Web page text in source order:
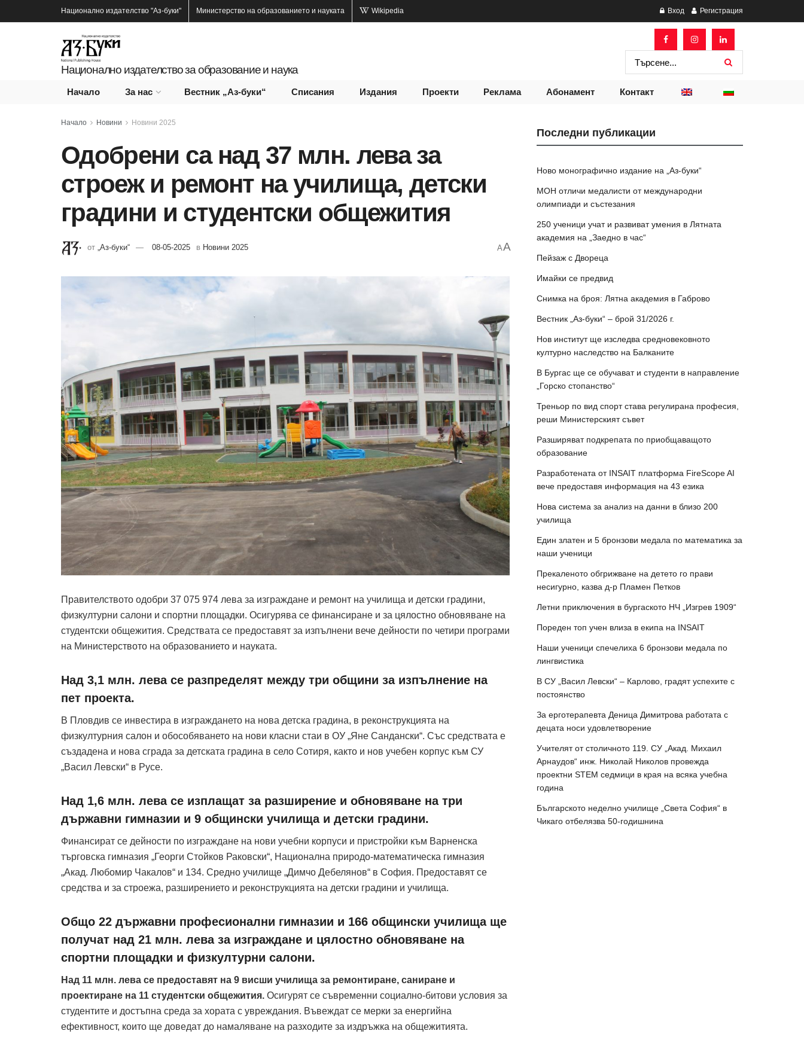
Национално издателство "Аз-буки" Министерство на образованието и науката Wikipedia Вход Регистрация
Национално издателство за образование и наука
Начало За нас Вестник „Аз-буки“ Списания Издания Проекти Реклама Абонамент Контакт
Начало Новини Новини 2025
Одобрени са над 37 млн. лева за
строеж и ремонт на училища, детски
градини и студентски общежития
от „Аз-буки“ 08-05-2025 в Новини 2025 AA
Правителството одобри 37 075 974 лева за изграждане и ремонт на училища и детски градини,
физкултурни салони и спортни площадки. Осигурява се финансиране и за цялостно обновяване на
студентски общежития. Средствата се предоставят за изпълнени вече дейности по четири програми
на Министерството на образованието и науката.
Над 3,1 млн. лева се разпределят между три общини за изпълнение на
пет проекта.
В Пловдив се инвестира в изграждането на нова детска градина, в реконструкцията на
физкултурния салон и обособяването на нови класни стаи в ОУ „Яне Сандански“. Със средствата е
създадена и нова сграда за детската градина в село Сотиря, както и нов учебен корпус към СУ
„Васил Левски“ в Русе.
Над 1,6 млн. лева се изплащат за разширение и обновяване на три
държавни гимназии и 9 общински училища и детски градини.
Финансират се дейности по изграждане на нови учебни корпуси и пристройки към Варненска
търговска гимназия „Георги Стойков Раковски“, Национална природо-математическа гимназия
„Акад. Любомир Чакалов“ и 134. Средно училище „Димчо Дебелянов“ в София. Предоставят се
средства и за строежа, разширението и реконструкцията на детски градини и училища.
Общо 22 държавни професионални гимназии и 166 общински училища ще
получат над 21 млн. лева за изграждане и цялостно обновяване на
спортни площадки и физкултурни салони.
Над 11 млн. лева се предоставят на 9 висши училища за ремонтиране, саниране и
проектиране на 11 студентски общежития. Осигурят се съвременни социално-битови условия за
студентите и достъпна среда за хората с увреждания. Въвеждат се мерки за енергийна
ефективност, които ще доведат до намаляване на разходите за издръжка на общежитията.
Последни публикации
Ново монографично издание на „Аз-буки“
МОН отличи медалисти от международни
олимпиади и състезания
250 ученици учат и развиват умения в Лятната
академия на „Заедно в час“
Пейзаж с Двореца
Имайки се предвид
Снимка на броя: Лятна академия в Габрово
Вестник „Аз-буки“ – брой 31/2026 г.
Нов институт ще изследва средновековното
културно наследство на Балканите
В Бургас ще се обучават и студенти в направление
„Горско стопанство“
Треньор по вид спорт става регулирана професия,
реши Министерският съвет
Разширяват подкрепата по приобщаващото
образование
Разработената от INSAIT платформа FireScope AI
вече предоставя информация на 43 езика
Нова система за анализ на данни в близо 200
училища
Един златен и 5 бронзови медала по математика за
наши ученици
Прекаленото обгрижване на детето го прави
несигурно, казва д-р Пламен Петков
Летни приключения в бургаското НЧ „Изгрев 1909“
Пореден топ учен влиза в екипа на INSAIT
Наши ученици спечелиха 6 бронзови медала по
лингвистика
В СУ „Васил Левски“ – Карлово, градят успехите с
постоянство
За ерготерапевта Деница Димитрова работата с
децата носи удовлетворение
Учителят от столичното 119. СУ „Акад. Михаил
Арнаудов“ инж. Николай Николов провежда
проектни STEM седмици в края на всяка учебна
година
Българското неделно училище „Света София“ в
Чикаго отбелязва 50-годишнина